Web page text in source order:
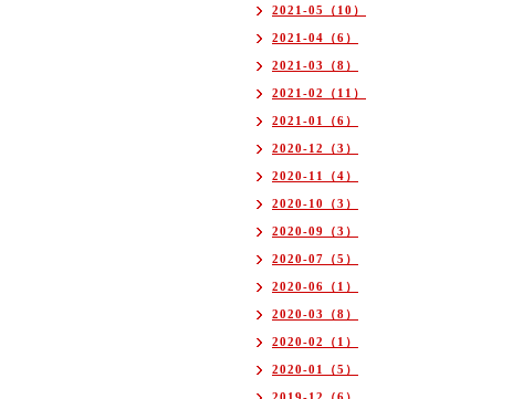
2021-05（10）
2021-04（6）
2021-03（8）
2021-02（11）
2021-01（6）
2020-12（3）
2020-11（4）
2020-10（3）
2020-09（3）
2020-07（5）
2020-06（1）
2020-03（8）
2020-02（1）
2020-01（5）